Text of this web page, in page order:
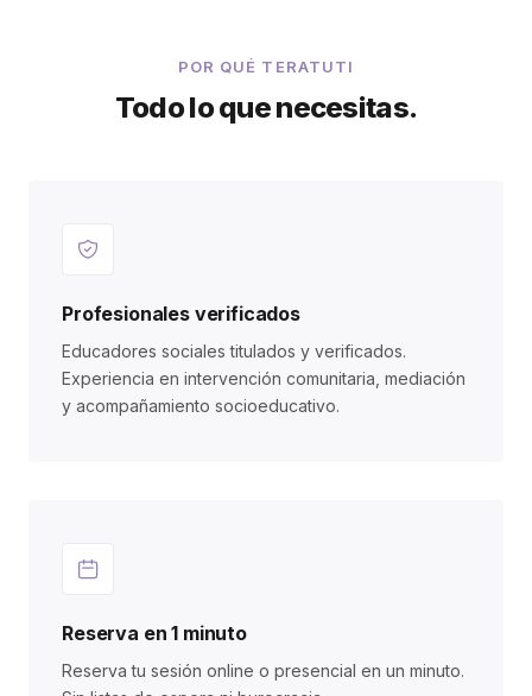
POR QUÉ TERATUTI
Todo lo que necesitas.
Profesionales verificados
Educadores sociales titulados y verificados.
Experiencia en intervención comunitaria, mediación
y acompañamiento socioeducativo.
Reserva en 1 minuto
Reserva tu sesión online o presencial en un minuto.